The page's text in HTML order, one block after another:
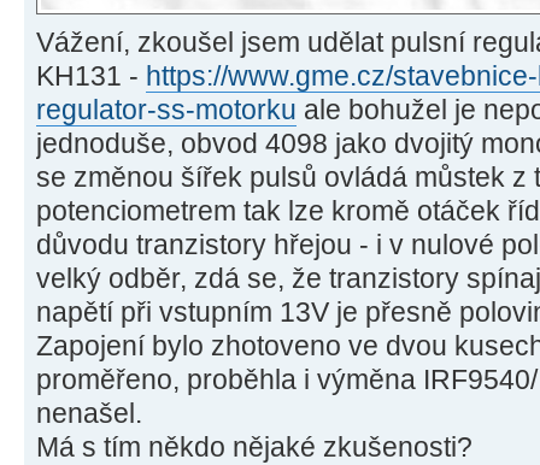
Vážení, zkoušel jsem udělat pulsní
KH131 - https://www.gme.cz/
regulator-ss-motorku ale bohužel je
jednoduše, obvod 4098 jako dvojitý
se změnou šířek pulsů ovládá můstek z
potenciometrem tak lze kromě otáček
důvodu tranzistory hřejou - i v nulové
velký odběr, zdá se, že tranzistory
napětí při vstupním 13V je přesně
Zapojení bylo zhotoveno ve dvou
proměřeno, proběhla i výměna
nenašel.
Má s tím někdo nějaké zkušenosti?